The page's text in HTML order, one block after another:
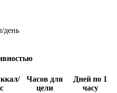
день
Часов для
цели
Дней по 1
часу